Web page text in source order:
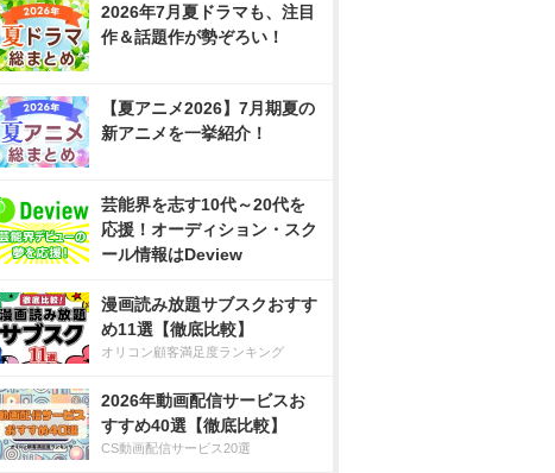
2026年7月夏ドラマも、注目
作＆話題作が勢ぞろい！
【夏アニメ2026】7月期夏の
新アニメを一挙紹介！
芸能界を志す10代～20代を
応援！オーディション・スク
ール情報はDeview
漫画読み放題サブスクおすす
め11選【徹底比較】
オリコン顧客満足度ランキング
2026年動画配信サービスお
すすめ40選【徹底比較】
CS動画配信サービス20選